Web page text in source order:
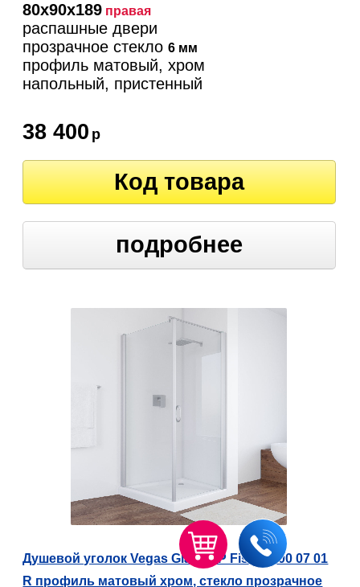
80х90х189 правая
распашные двери
прозрачное стекло6 мм
профиль матовый, хром
напольный, пристенный
38 400 р
Код товара
подробнее
Душевой уголок Vegas Glass EP Fis 80*100 07 01
R профиль матовый хром, стекло прозрачное